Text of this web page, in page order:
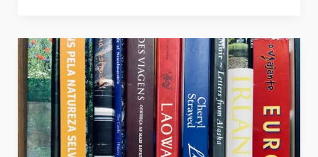
em
Amsterdam:
guia
completo
do
transporte
público